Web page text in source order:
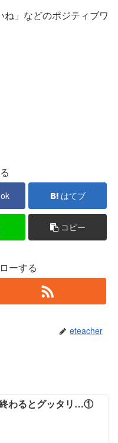
」などのポジティブワ
はてブ
コピー
ーする
eteacher
わるとグッタリ…①